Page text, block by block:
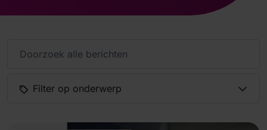
Filter op onderwerp